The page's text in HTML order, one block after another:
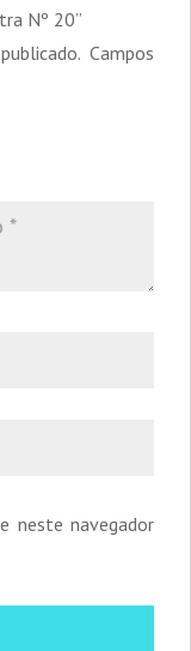
Nº 20”
Campos
neste navegador